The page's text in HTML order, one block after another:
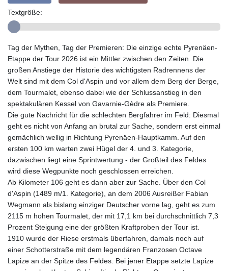
Textgröße:
Tag der Mythen, Tag der Premieren: Die einzige echte Pyrenäen-
Etappe der Tour 2026 ist ein Mittler zwischen den Zeiten. Die
großen Anstiege der Historie des wichtigsten Radrennens der
Welt sind mit dem Col d'Aspin und vor allem dem Berg der Berge,
dem Tourmalet, ebenso dabei wie der Schlussanstieg in den
spektakulären Kessel von Gavarnie-Gèdre als Premiere.
Die gute Nachricht für die schlechten Bergfahrer im Feld: Diesmal
geht es nicht von Anfang an brutal zur Sache, sondern erst einmal
gemächlich wellig in Richtung Pyrenäen-Hauptkamm. Auf den
ersten 100 km warten zwei Hügel der 4. und 3. Kategorie,
dazwischen liegt eine Sprintwertung - der Großteil des Feldes
wird diese Wegpunkte noch geschlossen erreichen.
Ab Kilometer 106 geht es dann aber zur Sache. Über den Col
d'Aspin (1489 m/1. Kategorie), an dem 2006 Ausreißer Fabian
Wegmann als bislang einziger Deutscher vorne lag, geht es zum
2115 m hohen Tourmalet, der mit 17,1 km bei durchschnittlich 7,3
Prozent Steigung eine der größten Kraftproben der Tour ist.
1910 wurde der Riese erstmals überfahren, damals noch auf
einer Schotterstraße mit dem legendären Franzosen Octave
Lapize an der Spitze des Feldes. Bei jener Etappe setzte Lapize